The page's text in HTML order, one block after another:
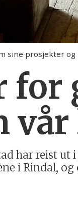
sine prosjekter og
for
har reist ut
i Rindal,